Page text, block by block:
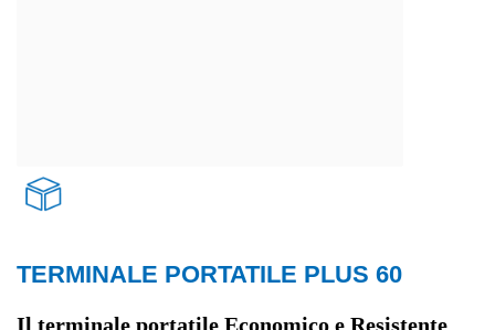
TERMINALE PORTATILE PLUS 60
Il terminale portatile Economico e Resistente